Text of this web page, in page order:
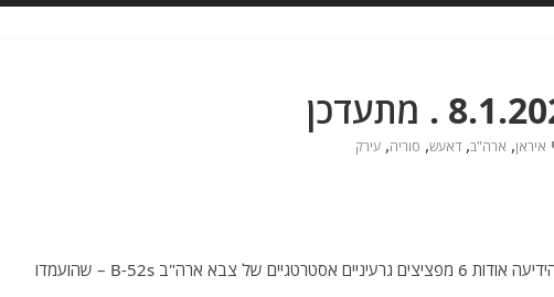
איראן, ארה"ב, דאעש, סוריה, עירק
*- הפרשן הצבאי של אתר נציב.נט מעיר ברקע הידיעה אודות 6 מפציצים גרעיניים אסטרטגיים של צבא ארה"ב B-52s – שהועמדו